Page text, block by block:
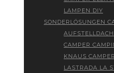
LAMPEN DIY
SONDERLÖSUNGEN
AUFSTELLDACH
CAMPER
KNAUS CAMPER
LASTRADA LA